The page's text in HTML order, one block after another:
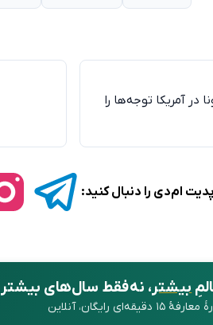
در آمریکا توجه‌ها را
ام‌دی را دنبال کنید:
بیشتر، نه فقط سال‌های بیشتر
دقیقه‌ای رایگان، آنلاین